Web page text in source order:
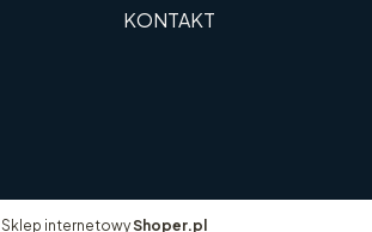
KONTAKT
Sklep internetowyShoper.pl